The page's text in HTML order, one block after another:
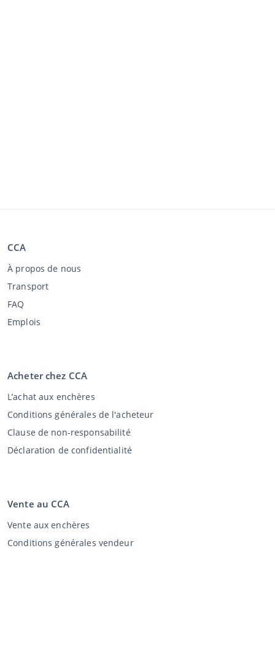
CCA
À propos de nous
Transport
FAQ
Emplois
Acheter chez CCA
L’achat aux enchères
Conditions générales de l'acheteur
Clause de non-responsabilité
Déclaration de confidentialité
Vente au CCA
Vente aux enchères
Conditions générales vendeur